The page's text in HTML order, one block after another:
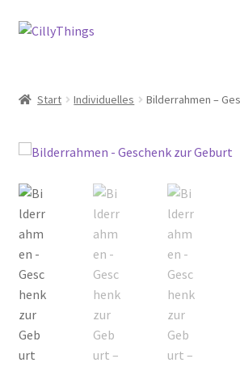
Zur
Zum
Echtheit von Bewertungen
FAQ
Impressum
Kasse
Start Individuelles Bilderrahmen –